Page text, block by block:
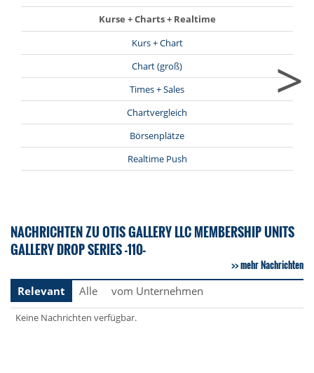
Kurse + Charts + Realtime
Kurs + Chart
Chart (groß)
Times + Sales
Chartvergleich
Börsenplätze
Realtime Push
>
NACHRICHTEN ZU OTIS GALLERY LLC MEMBERSHIP UNITS
GALLERY DROP SERIES -110-
mehr Nachrichten
Relevant
Alle vom Unternehmen
Keine Nachrichten verfügbar.